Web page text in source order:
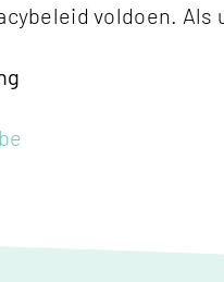
voldoen.